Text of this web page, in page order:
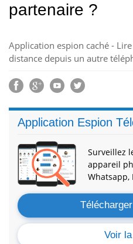
partenaire ?
Application espion caché - Lire
distance depuis un autre
Application Espion
Surveillez
appareil
Whatsapp,
Voir